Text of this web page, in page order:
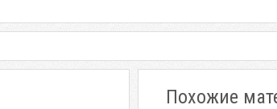
Похожие